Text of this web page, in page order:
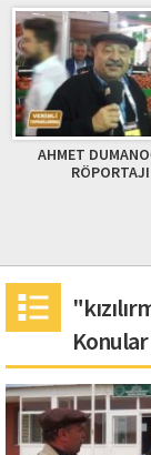
FUAR
NE
Konular